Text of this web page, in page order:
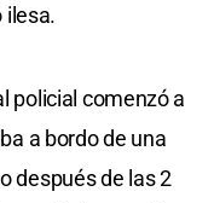
ilesa.
policial comenzó a
a bordo de una
después de las 2